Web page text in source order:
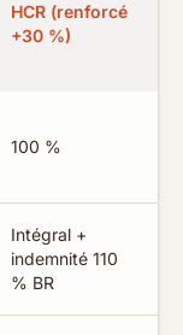
HCR (renforcé
+30 %)
100 %
Intégral +
indemnité 110
% BR